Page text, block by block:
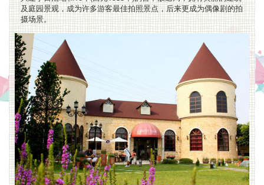
方
便,
另
有
机
车
租
及庭园景观，成为许多游客最佳拍照景点，后来更成为偶像剧的拍
摄场景。